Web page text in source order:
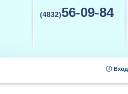
(4832)56-09-84
Вход